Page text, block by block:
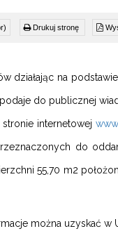
Drukuj stronę
działając na
do publicznej
stronie internetowej
do
55,70 m2
można uzyskać w